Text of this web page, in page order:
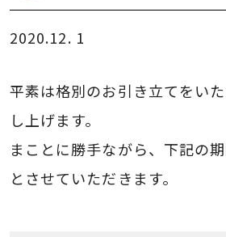
2020.12. 1
平素は格別のお引き立てをい
し上げます。
まことに勝手ながら、下記の
とさせていただきます。